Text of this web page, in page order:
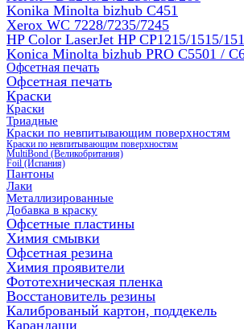
Konika Minolta bizhub C451
Xerox WC 7228/7235/7245
HP Color LaserJet HP CP1215/1515/
Konica Minolta bizhub PRO С5501 /
Офсетная печать
Офсетная печать
Краски
Краски
Триадные
Краски по невпитывающим поверхностям
Краски по невпитывающим поверхностям
MultiBond (Великобритания)
Foil (Испания)
Пантоны
Лаки
Металлизированные
Добавка в краску
Офсетные пластины
Химия смывки
Офсетная резина
Химия проявители
Фототехническая пленка
Восстановитель резины
Калиброваный картон, поддекель
Карандаши